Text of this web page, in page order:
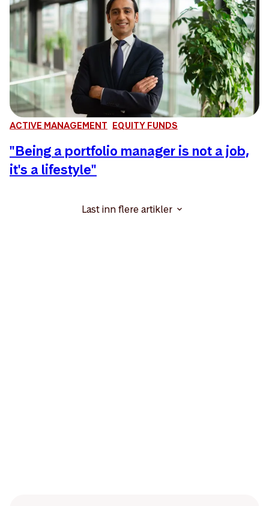
ACTIVE MANAGEMENT EQUITY FUNDS
"Being a portfolio manager is not a job,
it's a lifestyle"
Last inn flere artikler